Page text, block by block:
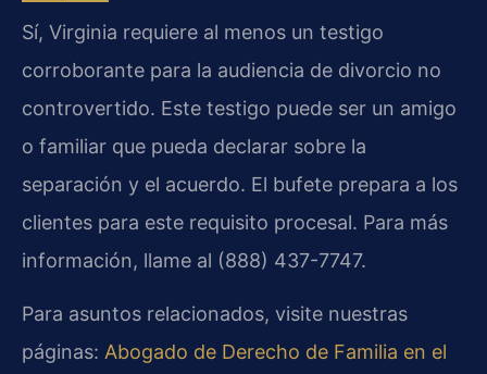
Sí, Virginia requiere al menos un testigo
corroborante para la audiencia de divorcio no
controvertido. Este testigo puede ser un amigo
o familiar que pueda declarar sobre la
separación y el acuerdo. El bufete prepara a los
clientes para este requisito procesal. Para más
información, llame al (888) 437-7747.
Para asuntos relacionados, visite nuestras
páginas: Abogado de Derecho de Familia en el